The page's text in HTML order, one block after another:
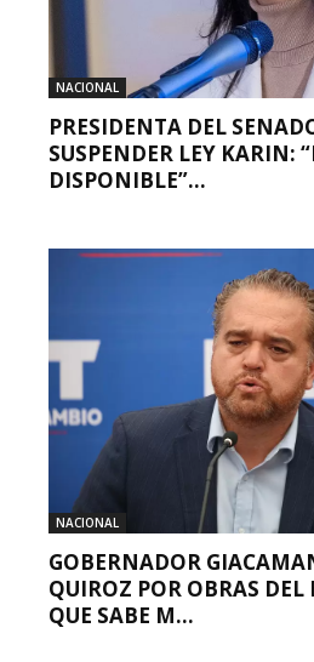
NACIONAL
PRESIDENTA DEL
SUSPENDER LEY KARIN:
DISPONIBLE”...
NACIONAL
GOBERNADOR
QUIROZ POR OBRAS DEL
QUE SABE M...